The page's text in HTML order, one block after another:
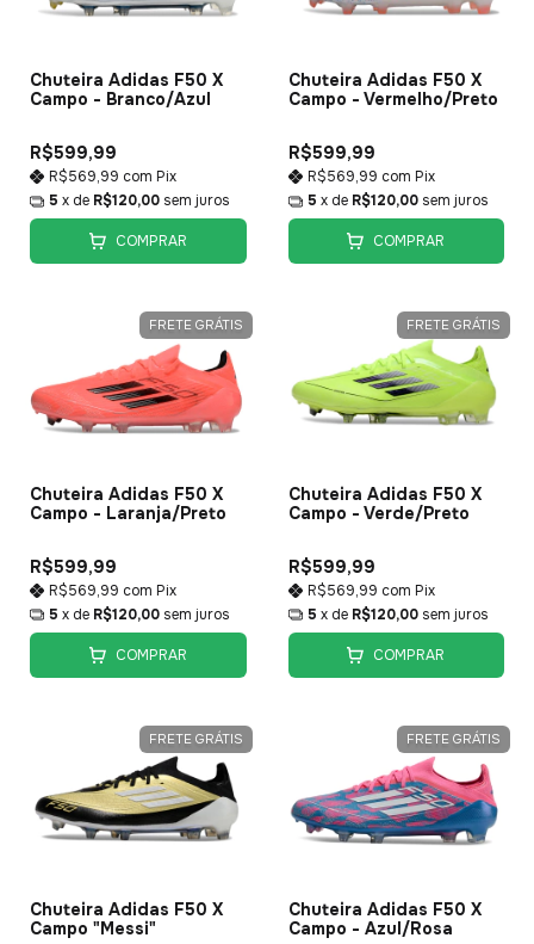
Chuteira Adidas F50 X
Campo - Branco/Azul
R$599,99
R$569,99 com Pix
5 x de R$120,00 sem juros
COMPRAR
Chuteira Adidas F50 X
Campo - Vermelho/Preto
R$599,99
R$569,99 com Pix
5 x de R$120,00 sem juros
COMPRAR
FRETE GRÁTIS
Chuteira Adidas F50 X
Campo - Laranja/Preto
R$599,99
R$569,99 com Pix
5 x de R$120,00 sem juros
COMPRAR
FRETE GRÁTIS
Chuteira Adidas F50 X
Campo - Verde/Preto
R$599,99
R$569,99 com Pix
5 x de R$120,00 sem juros
COMPRAR
FRETE GRÁTIS
Chuteira Adidas F50 X
Campo "Messi"
FRETE GRÁTIS
Chuteira Adidas F50 X
Campo - Azul/Rosa